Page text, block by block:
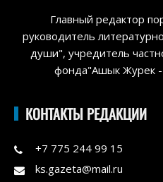
Главный редактор
руководитель
души", учредитель
фонда"Ашык Журек
КОНТАКТЫ РЕДАКЦИИ
+7 775 244 99 15
ks.gazeta@mail.ru